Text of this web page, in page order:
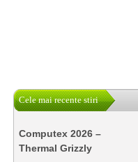
Cele mai recente stiri
Computex 2026 –
Thermal Grizzly